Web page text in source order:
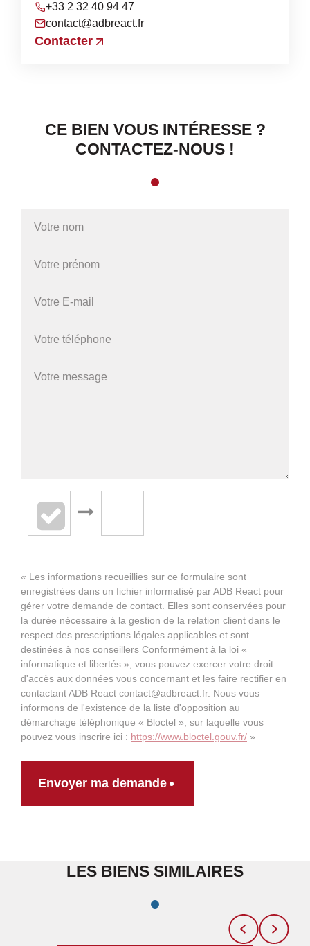
+33 2 32 40 94 47
contact@adbreact.fr
Contacter
CE BIEN VOUS INTÉRESSE ?
CONTACTEZ-NOUS !
« Les informations recueillies sur ce formulaire sont
enregistrées dans un fichier informatisé par ADB React pour
gérer votre demande de contact. Elles sont conservées pour
la durée nécessaire à la gestion de la relation client dans le
respect des prescriptions légales applicables et sont
destinées à nos conseillers Conformément à la loi «
informatique et libertés », vous pouvez exercer votre droit
d'accès aux données vous concernant et les faire rectifier en
contactant ADB React contact@adbreact.fr. Nous vous
informons de l'existence de la liste d'opposition au
démarchage téléphonique « Bloctel », sur laquelle vous
pouvez vous inscrire ici : https://www.bloctel.gouv.fr/ »
Envoyer ma demande
LES BIENS SIMILAIRES